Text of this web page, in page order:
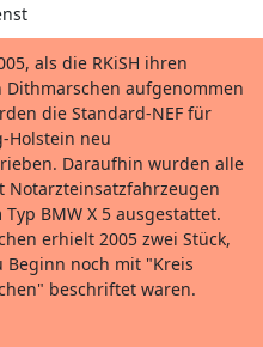
als die RKiSH ihren
Dithmarschen aufgenommen
die Standard-NEF für
Holstein neu
Daraufhin wurden alle
Notarzteinsatzfahrzeugen
Typ BMW X 5 ausgestattet.
erhielt 2005 zwei Stück,
Beginn noch mit "Kreis
beschriftet waren.